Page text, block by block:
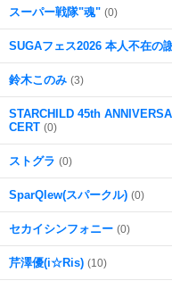
スーパー戦隊"魂" (0)
SUGAフェス2026 本人不在の
鈴木このみ (3)
STARCHILD 45th
CERT (0)
ストグラ (0)
SparQlew(スパークル) (0)
セカイシンフォニー (0)
芹澤優(i☆Ris) (10)